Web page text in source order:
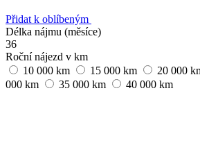
Přidat k oblíbeným
Délka nájmu (měsíce)
36
Roční nájezd v km
10 000 km
15 000 km 20 000
000 km
35 000 km 40 000 km